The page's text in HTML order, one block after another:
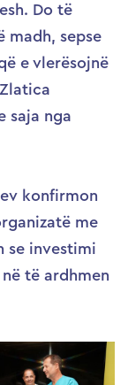
Do të
madh, sepse
e vlerësojnë
saja nga
konfirmon
me
se investimi
të ardhmen